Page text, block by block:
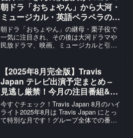
の日は藤井風さん...
朝ドラ「おちょやん」から大河・
ミュージカル・英語ペラペラの理
由や家族構成、「鎌倉殿の13人」
「教場0」「国宝」「マイ・フィ
クション」など話題作も紹介
朝ドラ「おちょやん」の継母・栗子役で
一気に注目され、その後は大河ドラマや
民放ドラマ、映画、ミュージカルと引っ
込みの歌唱力とネイティブ級の英語力を
武器に、“芸達者すぎる女優...
【2025年8月完全版】Travis
Japan テレビ出演予定まとめ –
見逃し厳禁！今月の注目番組&メ
ンバー出演スケジュール
今すぐチェック！Travis Japan 8月のハイ
ライト2025年8月は Travis Japan にとっ
て特別な月です！グループ全体での番組